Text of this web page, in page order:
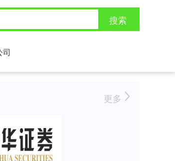
搜索
司
更多